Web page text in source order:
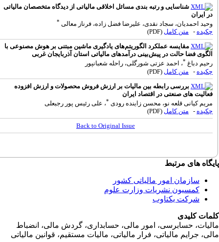
شناسایی و رتبه بندی مسائل اخلاقی مالیاتی از دیدگاه متخصصان مالیاتی
در ایران
وحید احمدیان، سجاد نقدی، علیرضا فضل زاده، فرناز معالی
چکیده - متن کامل(PDF)
مقایسه عملکرد الگوریتم‌های یادگیری ماشین مبتنی بر هوش مصنوعی با
الگوی فضا حالت در پیش‌بینی درآمدهای مالیاتی استان آذربایجان غربی
رحیم دباغ* ، احمد عزتی شورگلی، راحله شعبانپور
چکیده - متن کامل(PDF)
بررسی رابطه بین مالیات بر ارزش فروش محصولات و ارزش افزوده
فعالیت های صنعتی در اقتصاد ایران
مریم کیانی قلعه نو، محسن زاینده رودی ، علی رئیس پور رجبعلی
چکیده - متن کامل(PDF)
Back to Original Issue
های مرتبط
سازمان امور مالياتی کشور
کمسیون نشریات وزارت علوم
شرکت یکتاوب
کلیدی
حسابرسی، امور مالی، حسابداری، گردش مالی، انضباط
جرايم مالياتی، فرار مالياتی، ماليات مستقيم، قوانين مالياتی